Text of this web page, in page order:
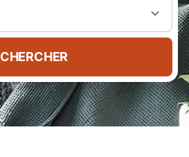
CHERCHER